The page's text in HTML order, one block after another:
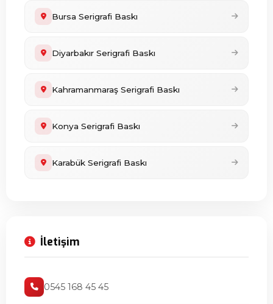
Bursa Serigrafi Baskı
Diyarbakır Serigrafi Baskı
Kahramanmaraş Serigrafi Baskı
Konya Serigrafi Baskı
Karabük Serigrafi Baskı
İletişim
0545 168 45 45